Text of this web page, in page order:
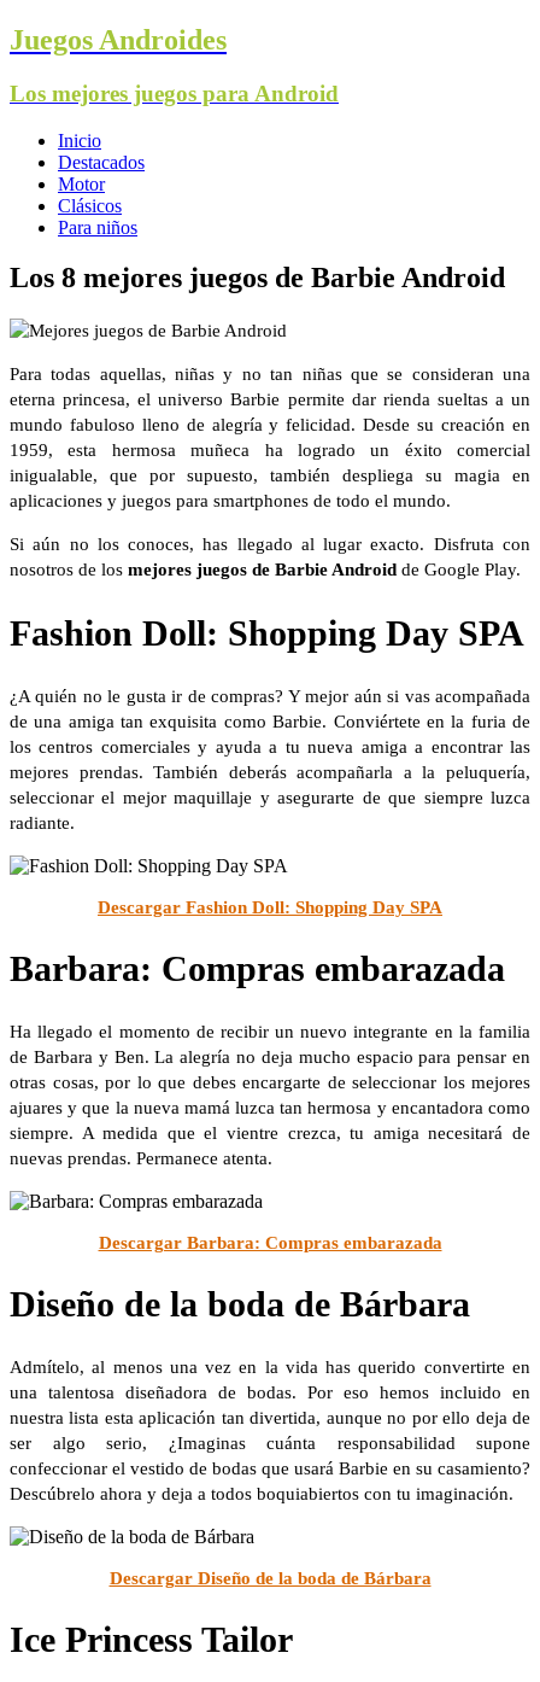
Juegos Androides
Los mejores juegos para Android
Inicio
Destacados
Motor
Clásicos
Para niños
Los 8 mejores juegos de Barbie Android
Para todas aquellas, niñas y no tan niñas que se consideran una
eterna princesa, el universo Barbie permite dar rienda sueltas a un
mundo fabuloso lleno de alegría y felicidad. Desde su creación en
1959, esta hermosa muñeca ha logrado un éxito comercial
inigualable, que por supuesto, también despliega su magia en
aplicaciones y juegos para smartphones de todo el mundo.
Si aún no los conoces, has llegado al lugar exacto. Disfruta con
nosotros de los mejores juegos de Barbie Android de Google Play.
Fashion Doll: Shopping Day SPA
¿A quién no le gusta ir de compras? Y mejor aún si vas acompañada
de una amiga tan exquisita como Barbie. Conviértete en la furia de
los centros comerciales y ayuda a tu nueva amiga a encontrar las
mejores prendas. También deberás acompañarla a la peluquería,
seleccionar el mejor maquillaje y asegurarte de que siempre luzca
radiante.
Descargar Fashion Doll: Shopping Day SPA
Barbara: Compras embarazada
Ha llegado el momento de recibir un nuevo integrante en la familia
de Barbara y Ben. La alegría no deja mucho espacio para pensar en
otras cosas, por lo que debes encargarte de seleccionar los mejores
ajuares y que la nueva mamá luzca tan hermosa y encantadora como
siempre. A medida que el vientre crezca, tu amiga necesitará de
nuevas prendas. Permanece atenta.
Descargar Barbara: Compras embarazada
Diseño de la boda de Bárbara
Admítelo, al menos una vez en la vida has querido convertirte en
una talentosa diseñadora de bodas. Por eso hemos incluido en
nuestra lista esta aplicación tan divertida, aunque no por ello deja de
ser algo serio, ¿Imaginas cuánta responsabilidad supone
confeccionar el vestido de bodas que usará Barbie en su casamiento?
Descúbrelo ahora y deja a todos boquiabiertos con tu imaginación.
Descargar Diseño de la boda de Bárbara
Ice Princess Tailor